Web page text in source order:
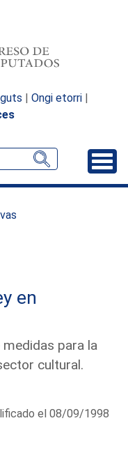
| Ongi etorri |
en
para la
cultural.
el 08/09/1998